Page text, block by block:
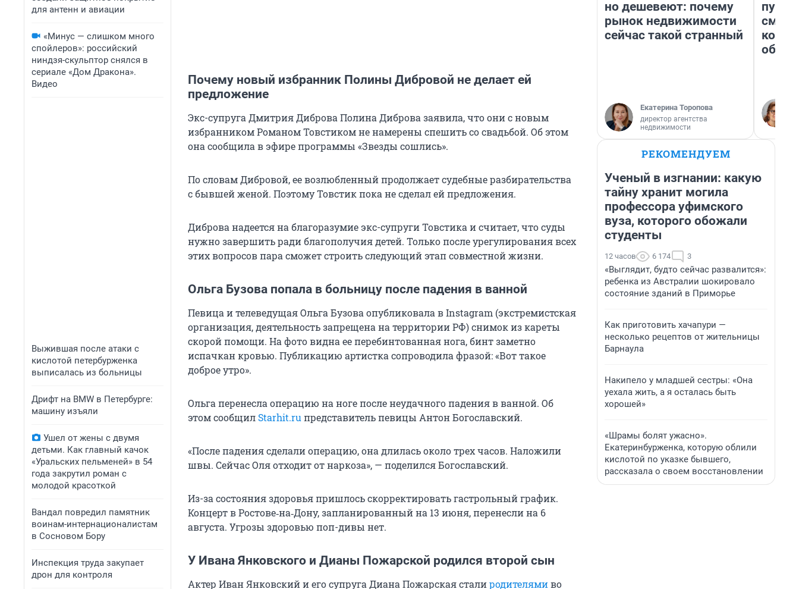
для антенн и авиации
«Минус — слишком много
спойлеров»: российский
ниндзя-скульптор снялся в
сериале «Дом Дракона».
Видео
Выжившая после атаки с
кислотой петербурженка
выписалась из больницы
Дрифт на BMW в Петербурге:
машину изъяли
Ушел от жены с двумя
детьми. Как главный качок
«Уральских пельменей» в 54
года закрутил роман с
молодой красоткой
Вандал повредил памятник
воинам-интернационалистам
в Сосновом Бору
Инспекция труда закупает
дрон для контроля
Почему новый избранник Полины Дибровой не делает ей
предложение
Экс-супруга Дмитрия Диброва Полина Диброва заявила, что они с новым
избранником Романом Товстиком не намерены спешить со свадьбой. Об этом
она сообщила в эфире программы «Звезды сошлись».
По словам Дибровой, ее возлюбленный продолжает судебные разбирательства
с бывшей женой. Поэтому Товстик пока не сделал ей предложения.
Диброва надеется на благоразумие экс-супруги Товстика и считает, что суды
нужно завершить ради благополучия детей. Только после урегулирования всех
этих вопросов пара сможет строить следующий этап совместной жизни.
Ольга Бузова попала в больницу после падения в ванной
Певица и телеведущая Ольга Бузова опубликовала в Instagram (экстремистская
организация, деятельность запрещена на территории РФ) снимок из кареты
скорой помощи. На фото видна ее перебинтованная нога, бинт заметно
испачкан кровью. Публикацию артистка сопроводила фразой: «Вот такое
доброе утро».
Ольга перенесла операцию на ноге после неудачного падения в ванной. Об
этом сообщил Starhit.ru представитель певицы Антон Богославский.
«После падения сделали операцию, она длилась около трех часов. Наложили
швы. Сейчас Оля отходит от наркоза», — поделился Богославский.
Из-за состояния здоровья пришлось скорректировать гастрольный график.
Концерт в Ростове‑на‑Дону, запланированный на 13 июня, перенесли на 6
августа. Угрозы здоровью поп-дивы нет.
У Ивана Янковского и Дианы Пожарской родился второй сын
Актер Иван Янковский и его супруга Диана Пожарская сталиродителямиво
но дешевеют: почему
рынок недвижимости
сейчас такой странный
Екатерина Торопова
директор агентства
недвижимости
РЕКОМЕНДУЕМ
Ученый в изгнании: какую
тайну хранит могила
профессора уфимского
вуза, которого обожали
студенты
12 часов 6 174 3
«Выглядит, будто сейчас развалится»:
ребенка из Австралии шокировало
состояние зданий в Приморье
Как приготовить хачапури —
несколько рецептов от жительницы
Барнаула
Накипело у младшей сестры: «Она
уехала жить, а я осталась быть
хорошей»
«Шрамы болят ужасно».
Екатеринбурженка, которую облили
кислотой по указке бывшего,
рассказала о своем восстановлении